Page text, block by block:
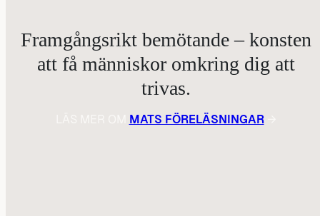
Framgångsrikt bemötande – konsten
att få människor omkring dig att
trivas.
MATS FÖRELÄSNINGAR→